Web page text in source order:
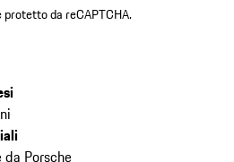
protetto da reCAPTCHA.
Porsche